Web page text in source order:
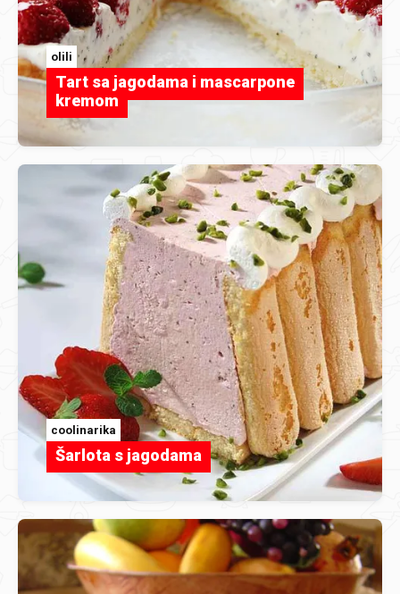
olili
Tart sa jagodama i mascarpone
kremom
coolinarika
Šarlota s jagodama